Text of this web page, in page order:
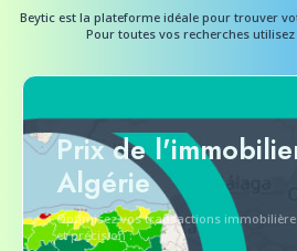
Beytic est la plateforme idéale pour trouver
Pour toutes vos recherches
Prix de
Algérie
Optimisez vos transactions
et précision :